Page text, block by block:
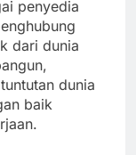
penyedia
dari dunia
dunia
baik